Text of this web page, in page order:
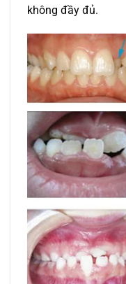
không đầy đủ.